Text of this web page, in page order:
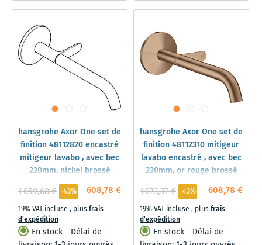
hansgrohe Axor One set de
finition 48112820 encastré
mitigeur lavabo , avec bec
220mm, nickel brossé
608,78 €
1 059,68 € -43%
19% VAT incluse , plusfrais
d'expédition
En stock
Délai de
hansgrohe Axor One set de
finition 48112310 mitigeur
lavabo encastré , avec bec
220mm, or rouge brossé
608,78 €
1 073,37 € -43%
19% VAT incluse , plusfrais
d'expédition
En stock
Délai de